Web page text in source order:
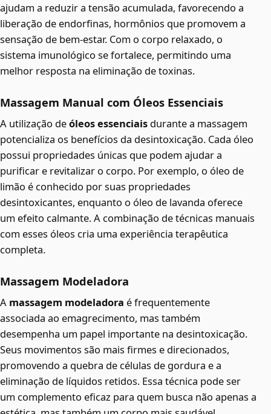
ajudam a reduzir a tensão acumulada, favorecendo a
liberação de endorfinas, hormônios que promovem a
sensação de bem-estar. Com o corpo relaxado, o
sistema imunológico se fortalece, permitindo uma
melhor resposta na eliminação de toxinas.
Massagem Manual com Óleos Essenciais
A utilização deóleos essenciais durante a massagem
potencializa os benefícios da desintoxicação. Cada óleo
possui propriedades únicas que podem ajudar a
purificar e revitalizar o corpo. Por exemplo, o óleo de
limão é conhecido por suas propriedades
desintoxicantes, enquanto o óleo de lavanda oferece
um efeito calmante. A combinação de técnicas manuais
com esses óleos cria uma experiência terapêutica
completa.
Massagem Modeladora
A massagem modeladora é frequentemente
associada ao emagrecimento, mas também
desempenha um papel importante na desintoxicação.
Seus movimentos são mais firmes e direcionados,
promovendo a quebra de células de gordura e a
eliminação de líquidos retidos. Essa técnica pode ser
um complemento eficaz para quem busca não apenas a